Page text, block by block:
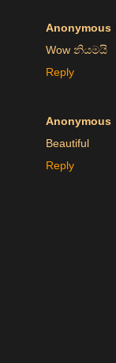
Anonymous
Wow නියමයි
Reply
Anonymous
Beautiful
Reply